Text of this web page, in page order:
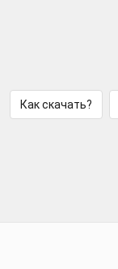
Как скачать?